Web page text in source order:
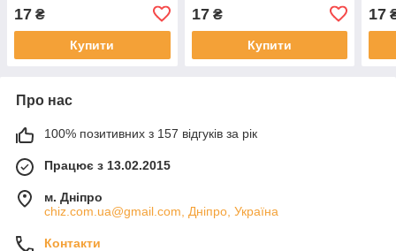
17 ₴
Купити
17₴
Купити
17
Про нас
100% позитивних з 157 відгуків за рік
Працює з 13.02.2015
м. Дніпро
chiz.com.ua@gmail.com, Дніпро, Україна
Контакти